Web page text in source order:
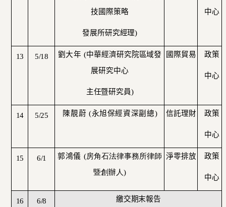
技國際策略
發展所研究經理)
中心
13 5/18 劉大年(中華經濟研究院區域發
展研究中心
主任暨研究員)
國際貿易 政策
中心
14 5/25 陳靚蔚(永旭保經資深副總) 信託理財 政策
中心
15 6/1 郭鴻儀 (房角石法律事務所律師
暨創辦人)
淨零排放 政策
中心
16 6/8 繳交期末報告